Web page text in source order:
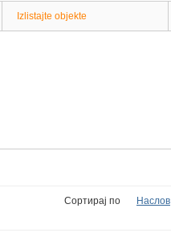
Izlistajte objekte
Сортирај по Наслов